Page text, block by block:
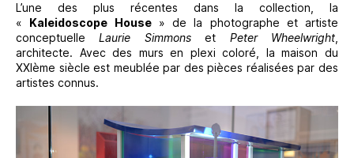
L’une des plus récentes dans la collection, la
«
Kaleidoscope House» de la photographe et artiste
conceptuelleLaurie Simmonset Peter Wheelwright,
architecte. Avec des murs en plexi coloré, la maison du
XXIème siècle est meublée par des pièces réalisées par des
artistes connus.